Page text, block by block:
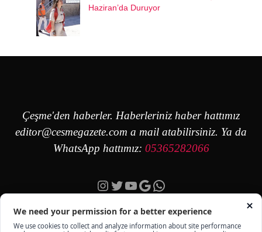
Haziran’da Duruyor
Çeşme'den haberler. Haberleriniz haber hattımız
editor@cesmegazete.com a mail atabilirsiniz. Ya da
WhatsApp hattımız: 05365282066
Instagram
Twitter
YouTube
Google
https://wa.me/